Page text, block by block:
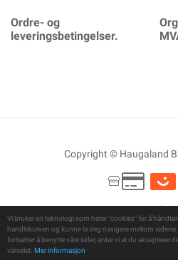
Vi bruker en teknologi som heter "cookies" for å
handlekurven og kunne la deg navigere mellom sidene
fortsetter å benytte våre sider, antar vi at du aksepterer
varselet. Mer informasjon
Ordre- og
leveringsbetingelser.
Copyright © Haugaland
Powered By